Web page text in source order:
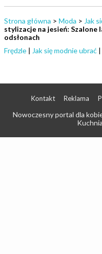
Strona główna > Moda > Jak
stylizacje na jesień: Szalone
odsłonach
Frędzle | Jak się modnie ubrać |
Kontakt Reklama
Nowoczesny portal dla
Kuchnia